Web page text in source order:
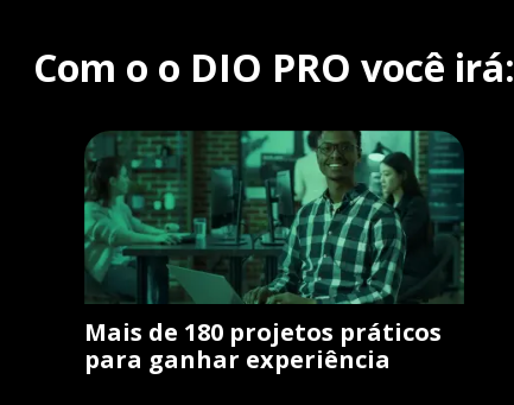
Com o o DIO PRO você irá:
Mais de 180 projetos práticos
para ganhar experiência